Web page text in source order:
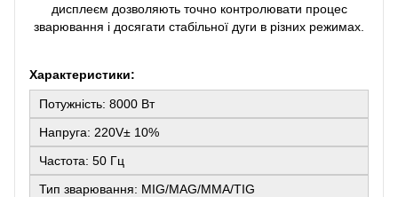
дисплеєм дозволяють точно контролювати процес
зварювання і досягати стабільної дуги в різних режимах.
Характеристики:
Потужність: 8000 Вт
Напруга: 220V± 10%
Частота: 50 Гц
Тип зварювання: MIG/MAG/MMA/TIG